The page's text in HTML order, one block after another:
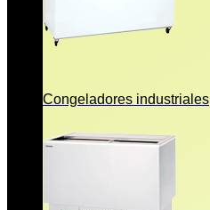
Congeladores industriales